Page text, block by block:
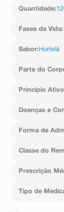
Quantidade:
Fases da Vida:
Sabor: Hortelã
Parte do
Princípio Ativo
Doenças e
Forma de
Classe do
Prescrição
Tipo de